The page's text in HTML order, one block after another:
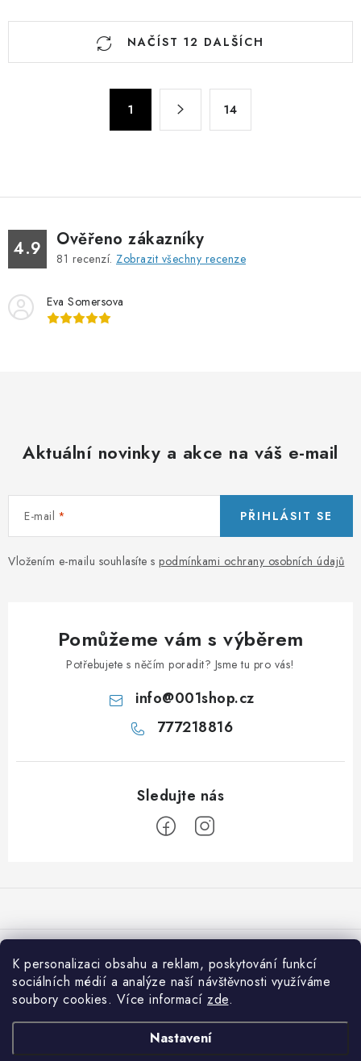
K personalizaci obsahu a reklam, poskytování funkcí
sociálních médií a analýze naší návštěvnosti využíváme
soubory cookies. Více informací zde.
Nastavení
O
p
v
k
v
ý
NAČÍST 12 DALŠÍCH
k
v
á
n
1 14
4.9 Ověřeno zákazníky
81 recenzí. Zobrazit všechny recenze
Eva Somersova
Aktuální novinky a akce na váš e-mail
E-mail
Vložením e-mailu souhlasíte s podmínkami ochrany osobních údajů
PŘIHLÁSIT SE
Pomůžeme vám s výběrem
Potřebujete s něčím poradit? Jsme tu pro vás!
info@001shop.cz
777218816
a
Co je nového na 001shop
Shiitake: Královna léčivých hub pro imunitu, srdce i vitalitu